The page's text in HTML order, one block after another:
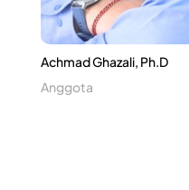
Achmad Ghazali, Ph.D
Anggota